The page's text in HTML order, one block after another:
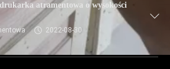
atramentowa o wysokości
2022-08-30